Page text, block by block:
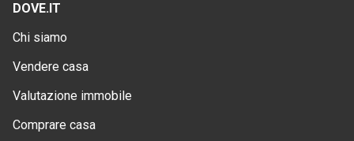
DOVE.IT
Chi siamo
Vendere casa
Valutazione immobile
Comprare casa